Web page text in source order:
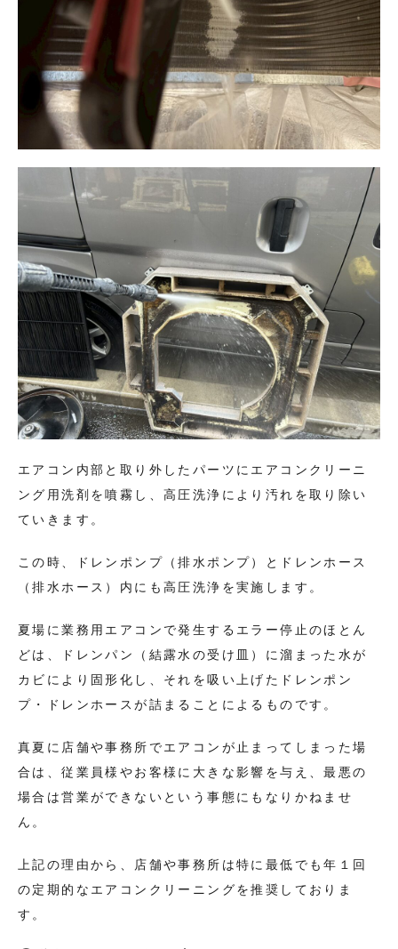
エアコン内部と取り外したパーツにエアコンクリーニ
ング用洗剤を噴霧し、高圧洗浄により汚れを取り除い
ていきます。
この時、ドレンポンプ（排水ポンプ）とドレンホース
（排水ホース）内にも高圧洗浄を実施します。
夏場に業務用エアコンで発生するエラー停止のほとん
どは、ドレンパン（結露水の受け皿）に溜まった水が
カビにより固形化し、それを吸い上げたドレンポン
プ・ドレンホースが詰まることによるものです。
真夏に店舗や事務所でエアコンが止まってしまった場
合は、従業員様やお客様に大きな影響を与え、最悪の
場合は営業ができないという事態にもなりかねませ
ん。
上記の理由から、店舗や事務所は特に最低でも年１回
の定期的なエアコンクリーニングを推奨しておりま
す。